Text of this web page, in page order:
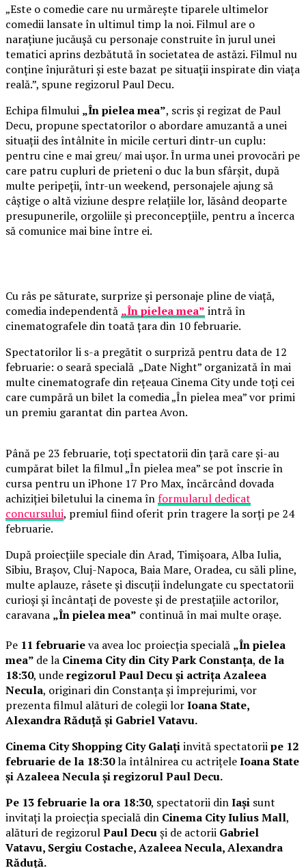
„Este o comedie care nu urmărește tiparele ultimelor
comedii lansate în ultimul timp la noi. Filmul are o
narațiune jucăușă cu personaje construite în jurul unei
tematici aprins dezbătută în societatea de astăzi. Filmul nu
conține înjurături și este bazat pe situații inspirate din viața
reală.”, spune regizorul Paul Decu.
Echipa filmului „În pielea mea”, scris și regizat de Paul
Decu, propune spectatorilor o abordare amuzantă a unei
situații des întâlnite în micile certuri dintr-un cuplu:
pentru cine e mai greu/ mai ușor. În urma unei provocări pe
care patru cupluri de prieteni o duc la bun sfârșit, după
multe peripeții, într-un weekend, personajele ajung să
câștige o altă viziune despre relațiile lor, lăsând deoparte
presupunerile, orgoliile și preconcepțiile, pentru a încerca
să comunice mai bine între ei.
Cu râs pe săturate, surprize și personaje pline de viață,
comedia independentă „În pielea mea” intră în
cinematografele din toată țara din 10 februarie.
Spectatorilor li s-a pregătit o surpriză pentru data de 12
februarie: o seară specială „Date Night” organizată în mai
multe cinematografe din rețeaua Cinema City unde toți cei
care cumpără un bilet la comedia „În pielea mea” vor primi
un premiu garantat din partea Avon.
Până pe 23 februarie, toți spectatorii din țară care și-au
cumpărat bilet la filmul „În pielea mea” se pot înscrie în
cursa pentru un iPhone 17 Pro Max, încărcând dovada
achiziției biletului la cinema înformularul dedicat
concursului, premiul fiind oferit prin tragere la sorți pe 24
februarie.
După proiecțiile speciale din Arad, Timișoara, Alba Iulia,
Sibiu, Brașov, Cluj-Napoca, Baia Mare, Oradea, cu săli pline,
multe aplauze, râsete și discuții îndelungate cu spectatorii
curioși și încântați de poveste și de prestațiile actorilor,
caravana „În pielea mea” continuă în mai multe orașe.
Pe 11 februarieva avea loc proiecția specială „În pielea
mea” de la Cinema City din City Park Constanța, de la
18:30, underegizorul Paul Decu și actrița Azaleea
Necula, originari din Constanța și împrejurimi, vor
prezenta filmul alături de colegii lorIoana State,
Alexandra Răduță și Gabriel Vatavu.
Cinema City Shopping City Galațiinvită spectatoriipe 12
februarie de la 18:30la întâlnirea cu actrițeleIoana State
și Azaleea Necula și regizorul Paul Decu.
Pe 13 februarie la ora 18:30, spectatorii dinIași sunt
invitați la proiecția specială din Cinema City Iulius Mall,
alături de regizorulPaul Decuși de actorii Gabriel
Vatavu, Sergiu Costache, Azaleea Necula, Alexandra
Răduță.